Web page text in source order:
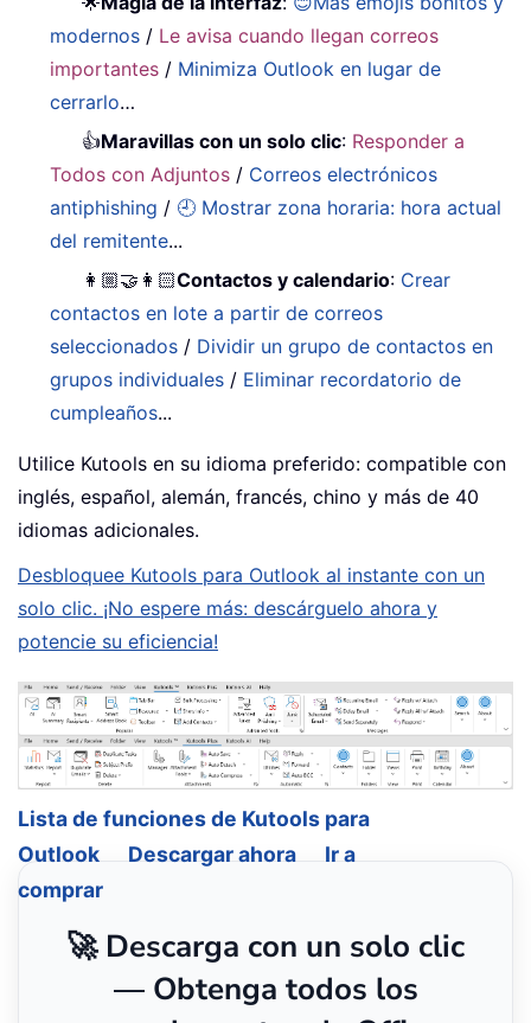
modernos / Le avisa cuando llegan correos
importantes / Minimiza Outlook en lugar de
cerrarlo…
👍Maravillas con un solo clic: Responder a
Todos con Adjuntos / Correos electrónicos
antiphishing / 🕘 Mostrar zona horaria: hora actual
del remitente...
👩🏼‍🤝‍👩🏻Contactos y calendario: Crear
contactos en lote a partir de correos
seleccionados / Dividir un grupo de contactos en
grupos individuales / Eliminar recordatorio de
cumpleaños...
Utilice Kutools en su idioma preferido: compatible con
inglés, español, alemán, francés, chino y más de 40
idiomas adicionales.
Desbloquee Kutools para Outlook al instante con un
solo clic. ¡No espere más: descárguelo ahora y
potencie su eficiencia!
Lista de funciones de Kutools para
Outlook
Descargar ahora
Ir a
comprar
🚀 Descarga con un solo clic
— Obtenga todos los